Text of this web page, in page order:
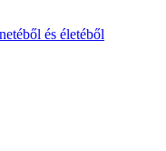
és életéből